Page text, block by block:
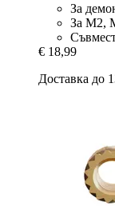
За
За M2,
€ 18,99
Доставка до